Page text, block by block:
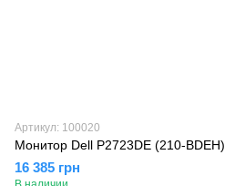
Артикул: 100020
Монитор Dell P2723DE (210-BDEH)
16 385 грн